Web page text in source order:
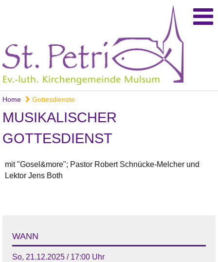
Home Gottesdienste
MUSIKALISCHER
GOTTESDIENST
mit "Gosel&more"; Pastor Robert Schnücke-Melcher und
Lektor Jens Both
WANN
So, 21.12.2025 / 17:00 Uhr